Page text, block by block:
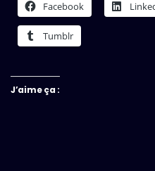
Facebook
Tumblr
J’aime ça :